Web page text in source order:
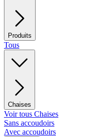
Produits
Tous
Chaises
Voir tous Chaises
Sans accoudoirs
Avec accoudoirs